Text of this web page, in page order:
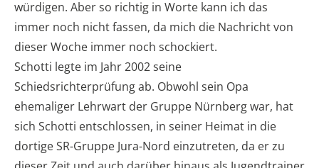
würdigen. Aber so richtig in Worte kann ich das
immer noch nicht fassen, da mich die Nachricht von
dieser Woche immer noch schockiert.
Schotti legte im Jahr 2002 seine
Schiedsrichterprüfung ab. Obwohl sein Opa
ehemaliger Lehrwart der Gruppe Nürnberg war, hat
sich Schotti entschlossen, in seiner Heimat in die
dortige SR-Gruppe Jura-Nord einzutreten, da er zu